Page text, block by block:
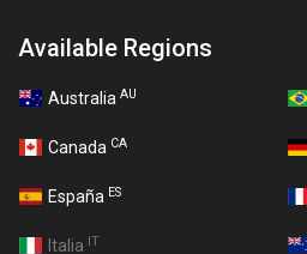
Available Regions
Australia AU
Canada CA
España ES
Italia IT